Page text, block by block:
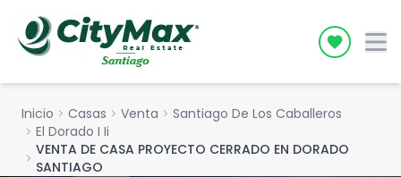
Icon
Inicio chevron_right Casas chevron_right Venta chevron_right Santiago De Los Caballeros
chevron_right El Dorado I Ii
chevron_right VENTA DE CASA PROYECTO CERRADO EN DORADO
SANTIAGO